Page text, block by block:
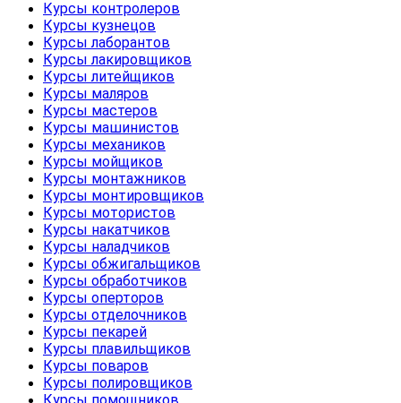
Курсы контролеров
Курсы кузнецов
Курсы лаборантов
Курсы лакировщиков
Курсы литейщиков
Курсы маляров
Курсы мастеров
Курсы машинистов
Курсы механиков
Курсы мойщиков
Курсы монтажников
Курсы монтировщиков
Курсы мотористов
Курсы накатчиков
Курсы наладчиков
Курсы обжигальщиков
Курсы обработчиков
Курсы оперторов
Курсы отделочников
Курсы пекарей
Курсы плавильщиков
Курсы поваров
Курсы полировщиков